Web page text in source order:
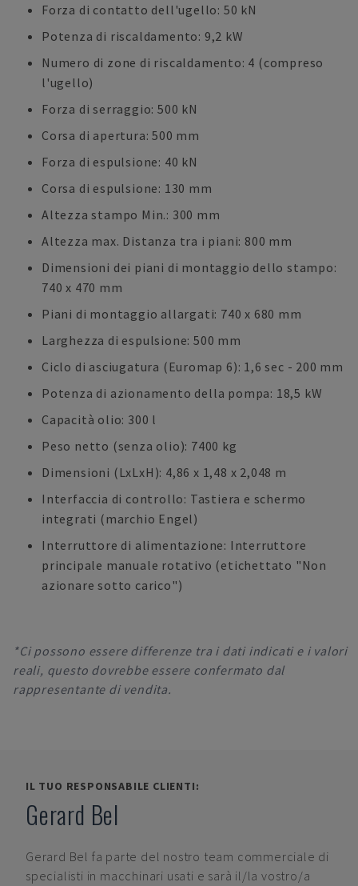
Forza di contatto dell'ugello: 50 kN
Potenza di riscaldamento: 9,2 kW
Numero di zone di riscaldamento: 4 (compreso
l'ugello)
Forza di serraggio: 500 kN
Corsa di apertura: 500 mm
Forza di espulsione: 40 kN
Corsa di espulsione: 130 mm
Altezza stampo Min.: 300 mm
Altezza max. Distanza tra i piani: 800 mm
Dimensioni dei piani di montaggio dello stampo:
740 x 470 mm
Piani di montaggio allargati: 740 x 680 mm
Larghezza di espulsione: 500 mm
Ciclo di asciugatura (Euromap 6): 1,6 sec - 200 mm
Potenza di azionamento della pompa: 18,5 kW
Capacità olio: 300 l
Peso netto (senza olio): 7400 kg
Dimensioni (LxLxH): 4,86 x 1,48 x 2,048 m
Interfaccia di controllo: Tastiera e schermo
integrati (marchio Engel)
Interruttore di alimentazione: Interruttore
principale manuale rotativo (etichettato "Non
azionare sotto carico")
*Ci possono essere differenze tra i dati indicati e i valori
reali, questo dovrebbe essere confermato dal
rappresentante di vendita.
IL TUO RESPONSABILE CLIENTI:
Gerard Bel
Gerard Bel fa parte del nostro team commerciale di
specialisti in macchinari usati e sarà il/la vostro/a